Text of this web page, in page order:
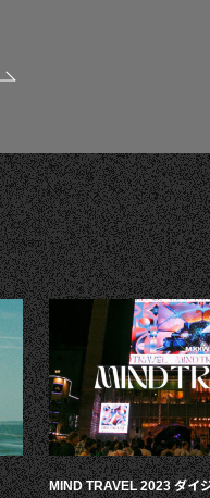
MIND TRAVEL 2023 ダイ